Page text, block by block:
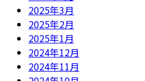
2025年3月
2025年2月
2025年1月
2024年12月
2024年11月